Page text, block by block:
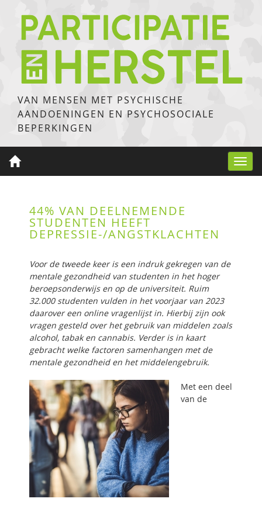
VAN MENSEN MET PSYCHISCHE
AANDOENINGEN EN PSYCHOSOCIALE
BEPERKINGEN
44% VAN DEELNEMENDE
STUDENTEN HEEFT
DEPRESSIE-/ANGSTKLACHTEN
Voor de tweede keer is een indruk gekregen van de
mentale gezondheid van studenten in het hoger
beroepsonderwijs en op de universiteit. Ruim
32.000 studenten vulden in het voorjaar van 2023
daarover een online vragenlijst in. Hierbij zijn ook
vragen gesteld over het gebruik van middelen zoals
alcohol, tabak en cannabis. Verder is in kaart
gebracht welke factoren samenhangen met de
mentale gezondheid en het middelengebruik.
Met een deel
van de